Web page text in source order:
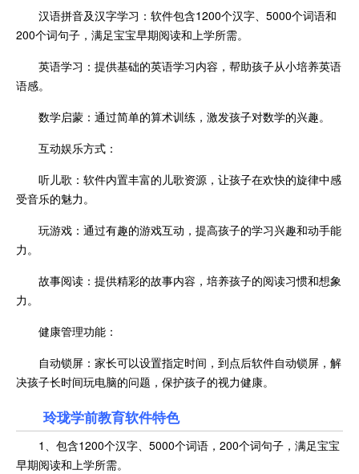
汉语拼音及汉字学习：软件包含1200个汉字、5000个词语和
200个词句子，满足宝宝早期阅读和上学所需。
英语学习：提供基础的英语学习内容，帮助孩子从小培养英语
语感。
数学启蒙：通过简单的算术训练，激发孩子对数学的兴趣。
互动娱乐方式：
听儿歌：软件内置丰富的儿歌资源，让孩子在欢快的旋律中感
受音乐的魅力。
玩游戏：通过有趣的游戏互动，提高孩子的学习兴趣和动手能
力。
故事阅读：提供精彩的故事内容，培养孩子的阅读习惯和想象
力。
健康管理功能：
自动锁屏：家长可以设置指定时间，到点后软件自动锁屏，解
决孩子长时间玩电脑的问题，保护孩子的视力健康。
玲珑学前教育软件特色
1、包含1200个汉字、5000个词语，200个词句子，满足宝宝
早期阅读和上学所需。